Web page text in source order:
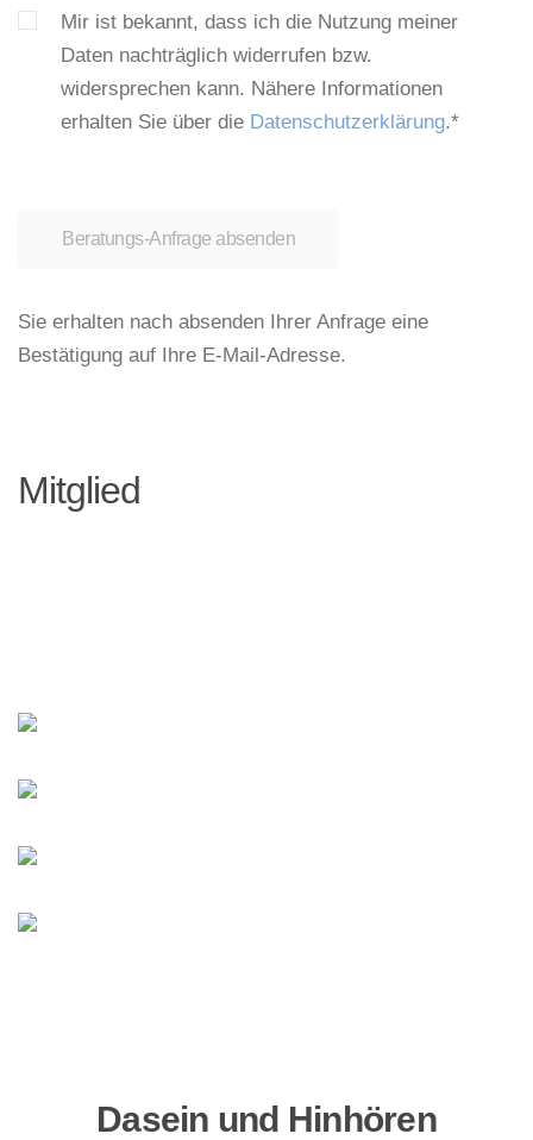
Mir ist bekannt, dass ich die Nutzung meiner
Daten nachträglich widerrufen bzw.
widersprechen kann. Nähere Informationen
erhalten Sie über die Datenschutzerklärung.*
Beratungs-Anfrage absenden
Sie erhalten nach absenden Ihrer Anfrage eine
Bestätigung auf Ihre E-Mail-Adresse.
Mitglied
Dasein und Hinhören